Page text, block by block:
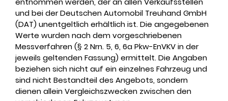
und bei der Deutschen Automobil Treuhand GmbH
(DAT) unentgeltlich erhältlich ist. Die angegebenen
Werte wurden nach dem vorgeschriebenen
Messverfahren (§ 2 Nrn. 5, 6, 6a Pkw-EnVKV in der
jeweils geltenden Fassung) ermittelt. Die Angaben
beziehen sich nicht auf ein einzelnes Fahrzeug und
sind nicht Bestandteil des Angebots, sondern
dienen allein Vergleichszwecken zwischen den